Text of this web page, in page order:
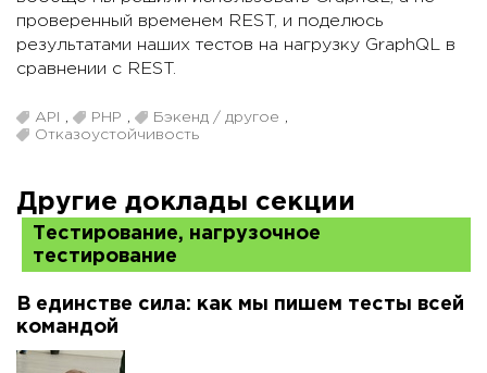
проверенный временем REST, и поделюсь
результатами наших тестов на нагрузку GraphQL в
сравнении с REST.
API , PHP , Бэкенд / другое ,
Отказоустойчивость
Другие доклады секции
Тестирование, нагрузочное
тестирование
В единстве сила: как мы пишем тесты всей
командой